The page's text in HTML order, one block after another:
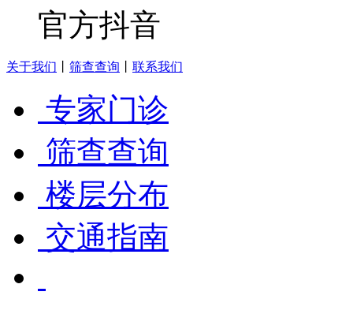
官方抖音
关于我们 筛查查询 联系我们
专家门诊
筛查查询
楼层分布
交通指南